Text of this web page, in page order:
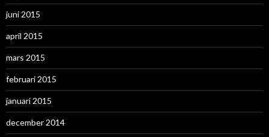
juni 2015
april 2015
mars 2015
februari 2015
januari 2015
december 2014